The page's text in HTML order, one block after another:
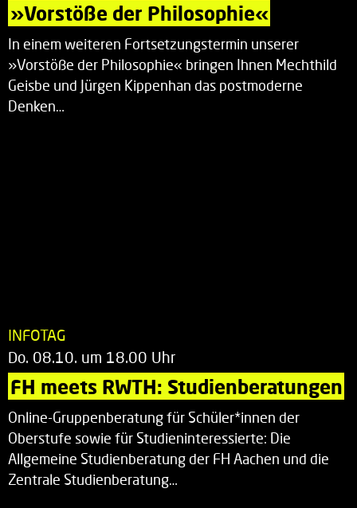
»Vorstöße der Philosophie«
In einem weiteren Fortsetzungstermin unserer
»Vorstöße der Philosophie« bringen Ihnen Mechthild
Geisbe und Jürgen Kippenhan das postmoderne
Denken…
INFOTAG
Do. 08.10. um 18.00 Uhr
FH meets RWTH: Studienberatungen
Online-Gruppenberatung für Schüler*innen der
Oberstufe sowie für Studieninteressierte: Die
Allgemeine Studienberatung der FH Aachen und die
Zentrale Studienberatung…